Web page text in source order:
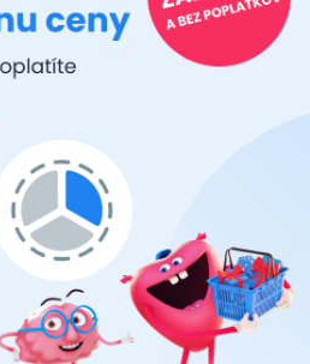
vozidlaminimalizuje riziko
čím zabezpečuje pohodlné